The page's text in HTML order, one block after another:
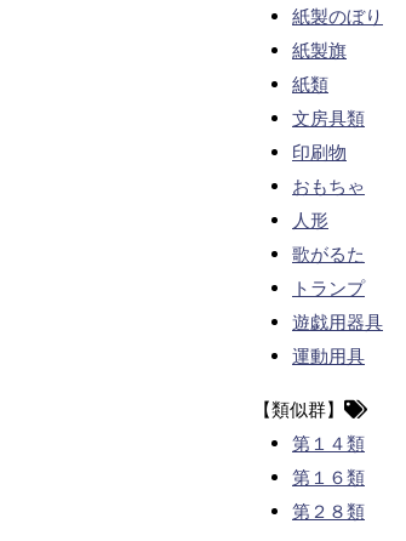
紙製のぼり
紙製旗
紙類
文房具類
印刷物
おもちゃ
人形
歌がるた
トランプ
遊戯用器具
運動用具
【類似群】
第１４類
第１６類
第２８類